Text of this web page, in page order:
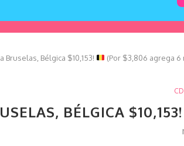
a Bruselas, Bélgica $10,153! (Por $3,806 agrega 6
BÉLGICA $10,153!